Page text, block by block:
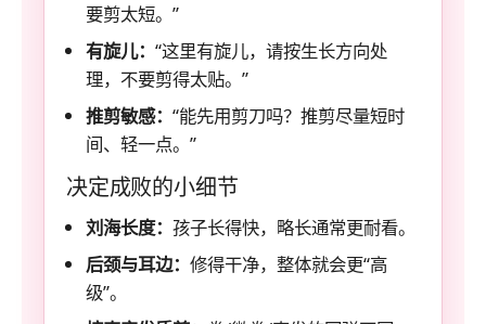
要剪太短。”
有旋儿： “这里有旋儿，请按生长方向处
理，不要剪得太贴。”
推剪敏感： “能先用剪刀吗？推剪尽量短时
间、轻一点。”
决定成败的小细节
刘海长度： 孩子长得快，略长通常更耐看。
后颈与耳边： 修得干净，整体就会更“高
级”。